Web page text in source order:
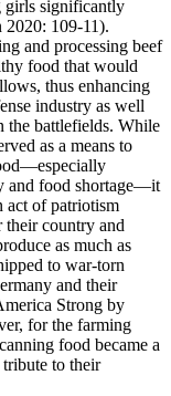
girls significantly
2020: 109-11).
and processing beef
food that would
thus enhancing
industry as well
the battlefields. While
as a means to
and food shortage—it
act of patriotism
country and
as much as
to war-torn
and their
Strong by
for the farming
food became a
to their